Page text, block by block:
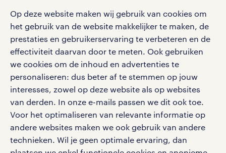
Op deze website maken wij gebruik van cookies om
het gebruik van de website makkelijker te maken, de
prestaties en gebruikerservaring te verbeteren en de
effectiviteit daarvan door te meten. Ook gebruiken
we cookies om de inhoud en advertenties te
personaliseren: dus beter af te stemmen op jouw
interesses, zowel op deze website als op websites
van derden. In onze e-mails passen we dit ook toe.
Voor het optimaliseren van relevante informatie op
andere websites maken we ook gebruik van andere
technieken. Wil je geen optimale ervaring, dan
social media
Volg ons voor de leukste content omtrent
vacatures, solliciteren en inspiratie.
werken bij randstad
gebruikersvoorwaarden